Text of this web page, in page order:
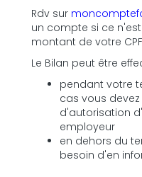
Rdv sur
un compte si ce
montant de votre
Le Bilan peut être
pendant votre
cas vous
d'autorisation
employeur
en dehors du
besoin d'en